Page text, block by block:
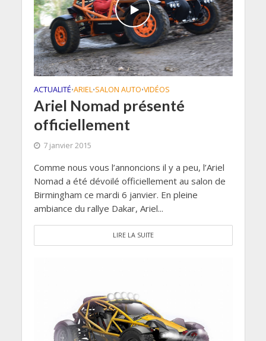
ACTUALITÉ•ARIEL•SALON AUTO•VIDÉOS
Ariel Nomad présenté
officiellement
7 janvier 2015
Comme nous vous l’annoncions il y a peu, l’Ariel
Nomad a été dévoilé officiellement au salon de
Birmingham ce mardi 6 janvier. En pleine
ambiance du rallye Dakar, Ariel...
LIRE LA SUITE